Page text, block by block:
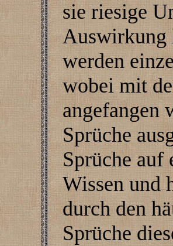
sie riesige
Auswirkung
werden
wobei mit
angefangen
Sprüche
Sprüche auf
Wissen und
durch den
Sprüche